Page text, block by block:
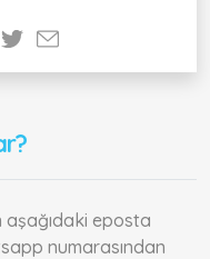
aşağıdaki eposta
numarasından